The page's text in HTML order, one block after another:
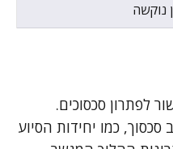
נוקשה
לפתרון סכסוכים.
כמו יחידות הסיוע